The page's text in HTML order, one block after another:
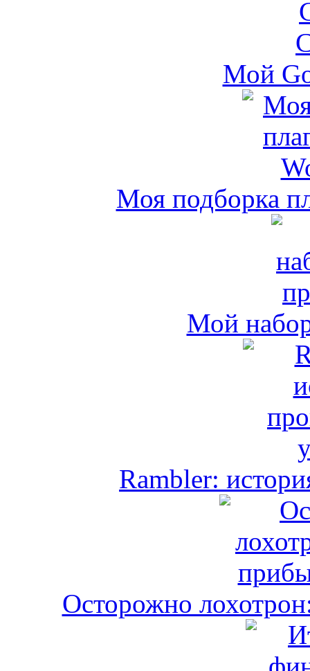
Мой
Моя подборка
Мой
Rambler:
Осторожно